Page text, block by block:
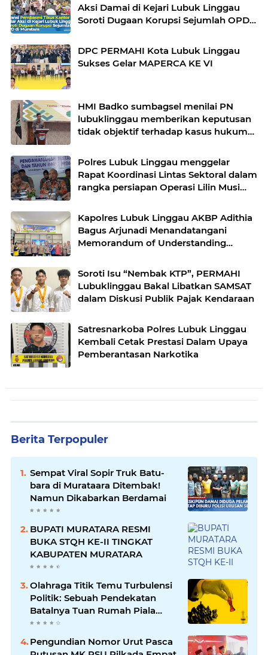
Aksi Damai di Kejari Lubuk Linggau
Soroti Dugaan Korupsi Sejumlah OPD
DPC PERMAHI Kota Lubuk Linggau
Sukses Gelar MAPERCA KE VI
HMI Badko sumbagsel menilai PN
lubuklinggau memberikan keputusan
tidak objektif terhadap kasus hukum
Polres Lubuk Linggau menggelar
Rapat Koordinasi Lintas Sektoral dalam
rangka persiapan Operasi Lilin Musi
Kapolres Lubuk Linggau AKBP Adithia
Bagus Arjunadi Menandatangani
Memorandum of Understanding
Pendidikan dan Kebudayaan
Soroti Isu “Nembak KTP”, PERMAHI
Lubuklinggau Bakal Libatkan SAMSAT
dalam Diskusi Publik Pajak Kendaraan
Satresnarkoba Polres Lubuk Linggau
Kembali Cetak Prestasi Dalam Upaya
Pemberantasan Narkotika
Berita Terpopuler
Sempat Viral Sopir Truk Batu-
bara di Murataara Ditembak!
Namun Dikabarkan Berdamai
BUPATI MURATARA RESMI
BUKA STQH KE-II TINGKAT
KABUPATEN MURATARA
Olahraga Titik Temu Turbulensi
Politik: Sebuah Pendekatan
Batalnya Tuan Rumah Piala
Dunia U-20
Pengundian Nomor Urut Pasca